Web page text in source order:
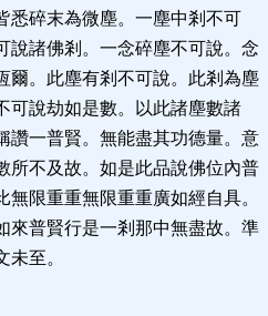
悉碎末為微塵。一塵中剎不可
說諸佛剎。一念碎塵不可說。念
爾。此塵有剎不可說。此剎為塵
可說劫如是數。以此諸塵數諸
讚一普賢。無能盡其功德量。意
所不及故。如是此品說佛位內普
限重重無限重重廣如經自具。
來普賢行是一剎那中無盡故。準
至。